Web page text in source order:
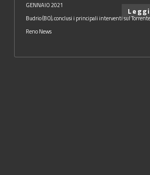
GENNAIO 2021
Budrio (BO), conclusi i principali interventi sul
Reno News